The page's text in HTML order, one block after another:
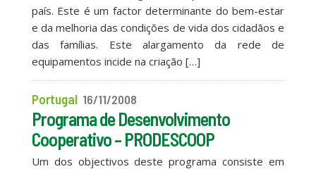
país. Este é um factor determinante do bem-estar
e da melhoria das condições de vida dos cidadãos e
das famílias. Este alargamento da rede de
equipamentos incide na criação […]
Portugal 16/11/2008
Programa de Desenvolvimento
Cooperativo – PRODESCOOP
Um dos objectivos deste programa consiste em